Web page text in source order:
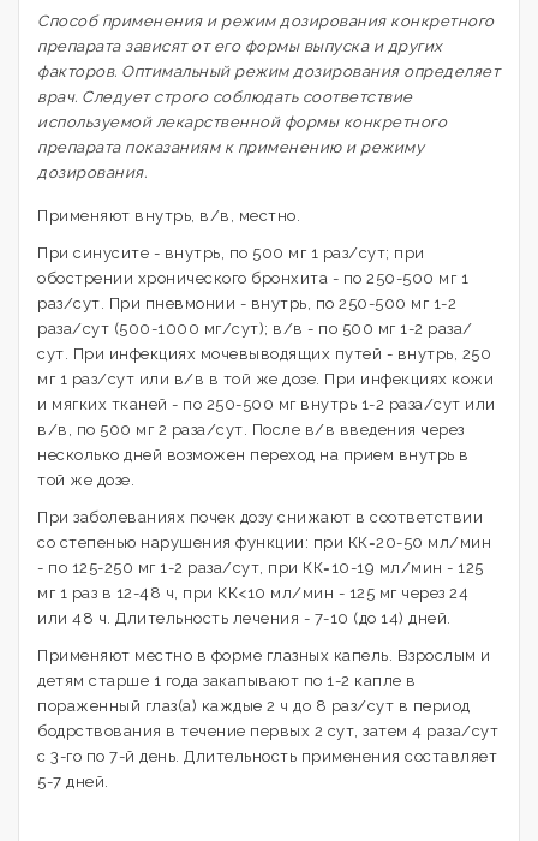
Способ применения и режим дозирования конкретного
препарата зависят от его формы выпуска и других
факторов. Оптимальный режим дозирования определяет
врач. Следует строго соблюдать соответствие
используемой лекарственной формы конкретного
препарата показаниям к применению и режиму
дозирования.
Применяют внутрь, в/в, местно.
При синусите - внутрь, по 500 мг 1 раз/сут; при
обострении хронического бронхита - по 250-500 мг 1
раз/сут. При пневмонии - внутрь, по 250-500 мг 1-2
раза/сут (500-1000 мг/сут); в/в - по 500 мг 1-2 раза/
сут. При инфекциях мочевыводящих путей - внутрь, 250
мг 1 раз/сут или в/в в той же дозе. При инфекциях кожи
и мягких тканей - по 250-500 мг внутрь 1-2 раза/сут или
в/в, по 500 мг 2 раза/сут. После в/в введения через
несколько дней возможен переход на прием внутрь в
той же дозе.
При заболеваниях почек дозу снижают в соответствии
со степенью нарушения функции: при КК=20-50 мл/мин
- по 125-250 мг 1-2 раза/сут, при КК=10-19 мл/мин - 125
мг 1 раз в 12-48 ч, при КК<10 мл/мин - 125 мг через 24
или 48 ч. Длительность лечения - 7-10 (до 14) дней.
Применяют местно в форме глазных капель. Взрослым и
детям старше 1 года закапывают по 1-2 капле в
пораженный глаз(а) каждые 2 ч до 8 раз/сут в период
бодрствования в течение первых 2 сут, затем 4 раза/сут
с 3-го по 7-й день. Длительность применения составляет
5-7 дней.